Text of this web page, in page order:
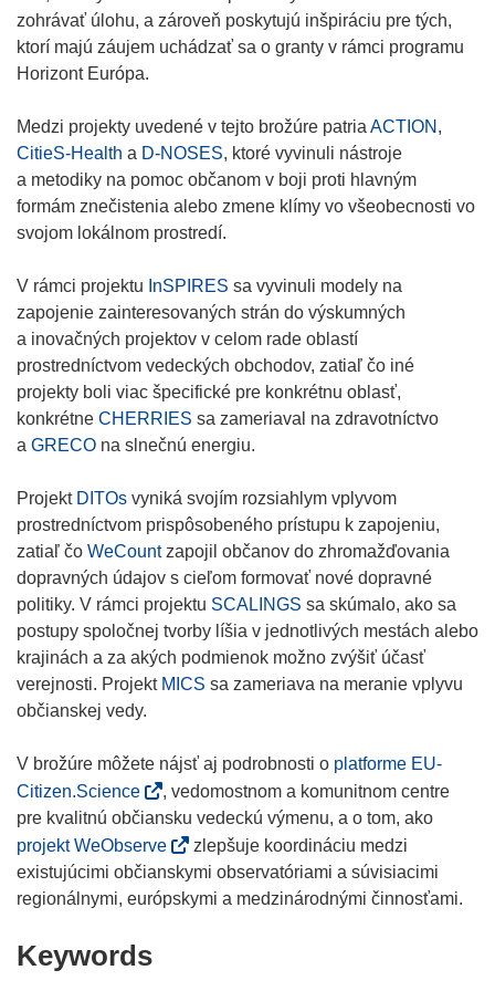
)
zohrávať úlohu, a zároveň poskytujú inšpiráciu pre tých,
ktorí majú záujem uchádzať sa o granty v rámci programu
Horizont Európa.
Medzi projekty uvedené v tejto brožúre patria ACTION ,
CitieS-Health a D-NOSES, ktoré vyvinuli nástroje
a metodiky na pomoc občanom v boji proti hlavným
formám znečistenia alebo zmene klímy vo všeobecnosti vo
svojom lokálnom prostredí.
V rámci projektu InSPIRES sa vyvinuli modely na
zapojenie zainteresovaných strán do výskumných
a inovačných projektov v celom rade oblastí
prostredníctvom vedeckých obchodov, zatiaľ čo iné
projekty boli viac špecifické pre konkrétnu oblasť,
konkrétne CHERRIES sa zameriaval na zdravotníctvo
a GRECO na slnečnú energiu.
Projekt DITOs vyniká svojím rozsiahlym vplyvom
prostredníctvom prispôsobeného prístupu k zapojeniu,
zatiaľ čo WeCountzapojil občanov do zhromažďovania
dopravných údajov s cieľom formovať nové dopravné
politiky. V rámci projektu SCALINGS sa skúmalo, ako sa
postupy spoločnej tvorby líšia v jednotlivých mestách alebo
krajinách a za akých podmienok možno zvýšiť účasť
verejnosti. Projekt MICS sa zameriava na meranie vplyvu
občianskej vedy.
V brožúre môžete nájsť aj podrobnosti o platforme EU-
Citizen.Science(
o
p
e
n
i
, vedomostnom a komunitnom centre
pre kvalitnú občiansku vedeckú výmenu, a o tom, ako
projekt WeObserve(
o
p
zlepšuje koordináciu medzi
existujúcimi občianskymi observatóriami a súvisiacimi
regionálnymi, európskymi a medzinárodnými činnosťami.
Keywords